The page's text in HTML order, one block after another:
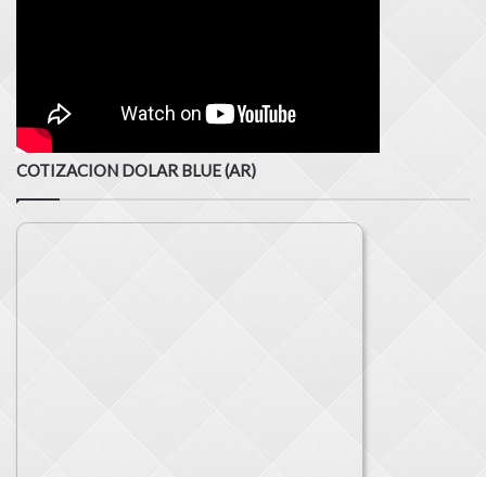
COTIZACION DOLAR BLUE (AR)